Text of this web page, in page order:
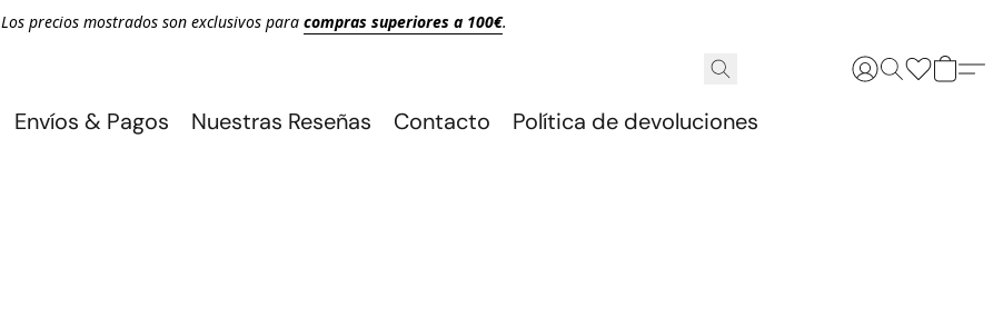
Los precios mostrados son exclusivos para compras superiores a 100€.
Envíos & Pagos Nuestras Reseñas Contacto Política de devoluciones